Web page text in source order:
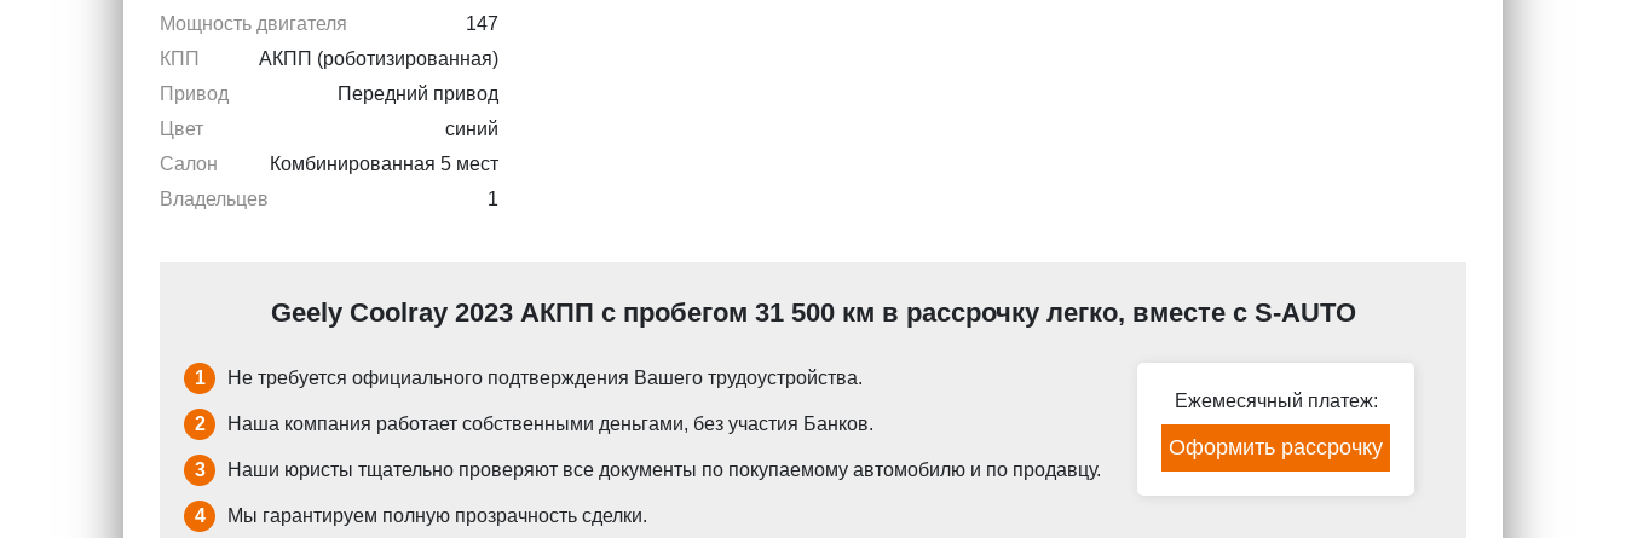
Мощность двигателя
147
КПП
АКПП (роботизированная)
Привод
Передний привод
Цвет
синий
Салон
Комбинированная 5 мест
Владельцев
1
Geely Coolray 2023 АКПП с пробегом 31 500 км в рассрочку легко, вместе с S-AUTO
1 Не требуется официального подтверждения Вашего трудоустройства.
2 Наша компания работает собственными деньгами, без участия Банков.
3 Наши юристы тщательно проверяют все документы по покупаемому автомобилю и по продавцу.
4 Мы гарантируем полную прозрачность сделки.
Ежемесячный платеж:
Оформить рассрочку